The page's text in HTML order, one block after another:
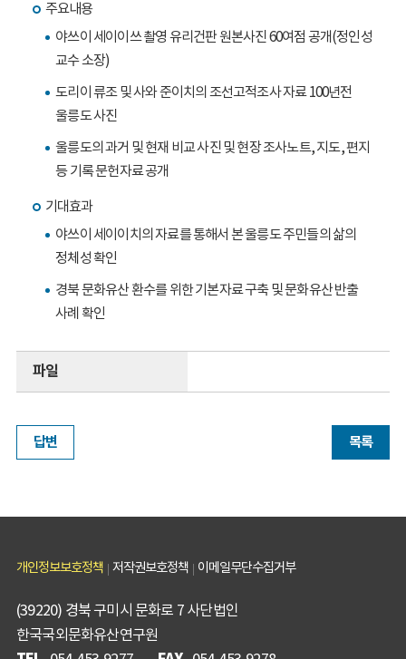
주요내용
야쓰이 세이이쓰 촬영 유리건판 원본사진 60여점 공개(정인성
교수 소장)
도리이 류조 및 사와 준이치의 조선고적조사 자료 100년전
울릉도 사진
울릉도의 과거 및 현재 비교 사진 및 현장 조사노트, 지도, 편지
등 기록 문헌자료 공개
기대효과
야쓰이 세이이치의 자료를 통해서 본 울릉도 주민들의 삶의
정체성 확인
경북 문화유산 환수를 위한 기본자료 구축 및 문화유산 반출
사례 확인
파일
답변 목록
개인정보보호정책 저작권보호정책 이메일무단수집거부
(39220) 경북 구미시 문화로 7 사단법인
한국국외문화유산연구원